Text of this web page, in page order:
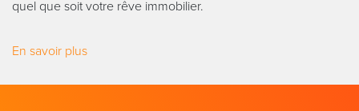
quel que soit votre rêve immobilier.
En savoir plus